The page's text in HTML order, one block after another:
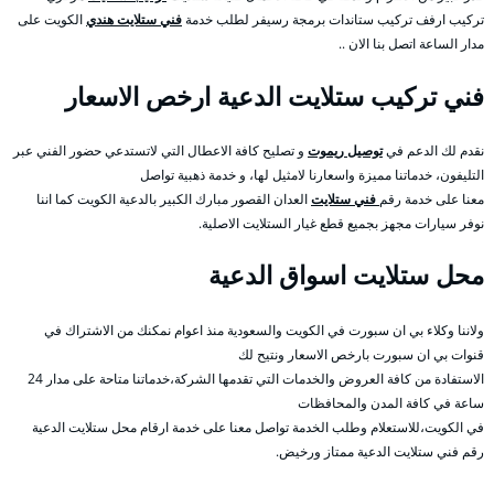
تركيب ارفف تركيب ستاندات برمجة رسيفر لطلب خدمةفني ستلايت هنديالكويت على
مدار الساعة اتصل بنا الان ..
فني تركيب ستلايت الدعية ارخص الاسعار
نقدم لك الدعم فيتوصيل ريموت و تصليح كافة الاعطال التي لاتستدعي حضور الفني عبر
التليفون، خدماتنا مميزة واسعارنا لامثيل لها، و خدمة ذهبية تواصل
معنا على خدمة رقم فني ستلايتالعدان القصور مبارك الكبير بالدعية الكويت كما اننا
نوفر سيارات مجهز بجميع قطع غيار الستلايت الاصلية.
محل ستلايت اسواق الدعية
ولاننا وكلاء بي ان سبورت في الكويت والسعودية منذ اعوام نمكنك من الاشتراك في
قنوات بي ان سبورت بارخص الاسعار ونتيح لك
الاستفادة من كافة العروض والخدمات التي تقدمها الشركة،خدماتنا متاحة على مدار 24
ساعة في كافة المدن والمحافظات
في الكويت،للاستعلام وطلب الخدمة تواصل معنا على خدمة ارقام محل ستلايت الدعية
رقم فني ستلايت الدعية ممتاز ورخيض.